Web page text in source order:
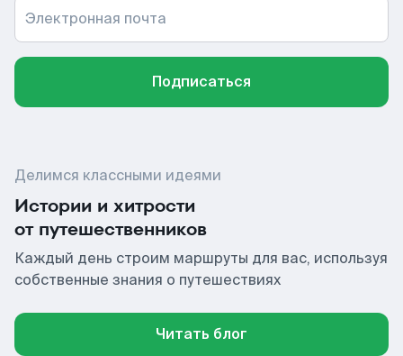
Электронная почта
Подписаться
Делимся классными идеями
Истории и хитрости
от путешественников
Каждый день строим маршруты для вас, используя
собственные знания о путешествиях
Читать блог